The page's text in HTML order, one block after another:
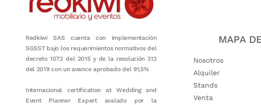
Redkiwi SAS cuenta con implementación
SGSST bajo los requerimientos normativos del
decreto 1072 del 2015 y de la resolución 312
del 2019 con un avance aprobado del 91,5%
Internacional certification at Wedding and
Event Planner Expert avalado por la
MAPA
Nosotros
Alquiler
Stands
Venta